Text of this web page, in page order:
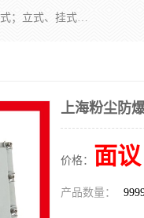
防爆正压分析小屋；不锈钢、碳钢材质防爆正压通风柜，分上下、左右、外挂三种款式；立式、挂式防爆配电柜体；不锈钢、碳钢防爆变频、磁力、星三角启动器；不锈钢、碳钢、铸铝防爆控制箱柜；可操作按键、多块式防爆仪表箱；多材质防爆接线箱；台式防爆电脑、防爆监视器。产品适配石油、化工、煤炭、电力、纺织、酿酒、航天、铁路、冶金、船舶、消防、市政等多行业工况使用。
上海粉尘防
价格： 面议
产品数量：